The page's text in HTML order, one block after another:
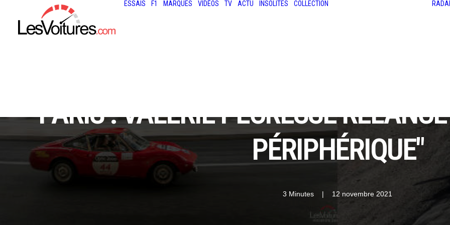
ESSAIS F1 MARQUES VIDÉOS TV ACTU INSOLITES COLLECTION
PARIS : VALÉRIE PÉCRESSE
PÉRIPHÉRIQUE"
3 Minutes | 12 novembre 2021